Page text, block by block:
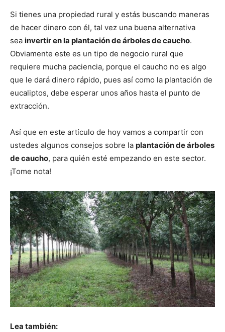
Si tienes una propiedad rural y estás buscando maneras
de hacer dinero con él, tal vez una buena alternativa
sea invertir en la plantación de árboles de caucho.
Obviamente este es un tipo de negocio rural que
requiere mucha paciencia, porque el caucho no es algo
que le dará dinero rápido, pues así como la plantación de
eucaliptos, debe esperar unos años hasta el punto de
extracción.
Así que en este artículo de hoy vamos a compartir con
ustedes algunos consejos sobre la plantación de árboles
de caucho, para quién esté empezando en este sector.
¡Tome nota!
Lea también: